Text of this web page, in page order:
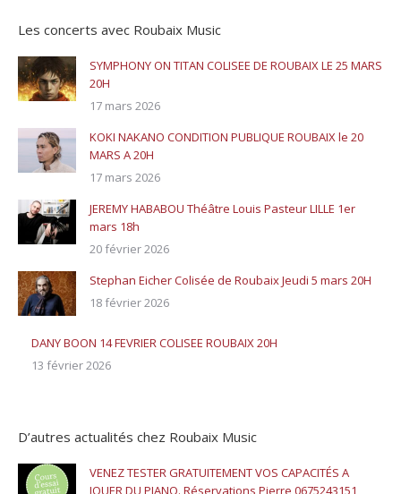
Les concerts avec Roubaix Music
SYMPHONY ON TITAN COLISEE DE ROUBAIX LE 25 MARS
20H
17 mars 2026
KOKI NAKANO CONDITION PUBLIQUE ROUBAIX le 20
MARS A 20H
17 mars 2026
JEREMY HABABOU Théâtre Louis Pasteur LILLE 1er
mars 18h
20 février 2026
Stephan Eicher Colisée de Roubaix Jeudi 5 mars 20H
18 février 2026
DANY BOON 14 FEVRIER COLISEE ROUBAIX 20H
13 février 2026
D’autres actualités chez Roubaix Music
VENEZ TESTER GRATUITEMENT VOS CAPACITÉS A
JOUER DU PIANO. Réservations Pierre 0675243151